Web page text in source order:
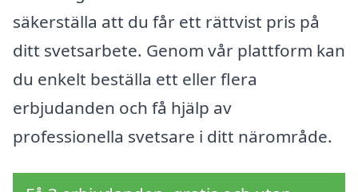
säkerställa att du får ett rättvist pris på
ditt svetsarbete. Genom vår plattform kan
du enkelt beställa ett eller flera
erbjudanden och få hjälp av
professionella svetsare i ditt närområde.